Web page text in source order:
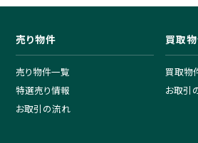
売り物件
売り物件一覧
特選売り情報
お取引の流れ
買取
買取物
お取引